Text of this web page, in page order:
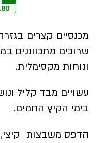
מכנסיים קצרים
שרוכים מתכווננים
ונוחות מקסימלית.
עשויים מבד קליל
בימי הקיץ החמים.
הדפס משבצות קיצי,